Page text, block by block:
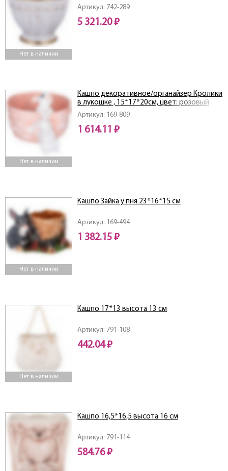
Нет в наличии
Артикул: 742-289
5 321.20 ₽
Нет в наличии
Артикул: 169-809
Кашпо декоративное/органайзер Кролики
в лукошке , 15*17*20см, цвет: розовый
1 614.11 ₽
Нет в наличии
Артикул: 169-494
Кашпо Зайка у пня 23*16*15 см
1 382.15 ₽
Нет в наличии
Артикул: 791-108
Кашпо 17*13 высота 13 см
442.04 ₽
Артикул: 791-114
Кашпо 16,5*16,5 высота 16 см
584.76 ₽